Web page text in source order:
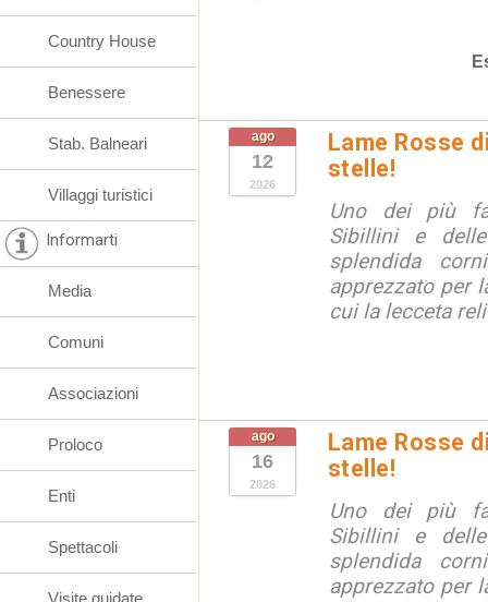
ago
12
2026
Lame Rosse
stelle!
Uno dei più
Sibillini e
splendida
apprezzato per
cui la lecceta
ago
16
2026
Lame Rosse
stelle!
Uno dei più
Sibillini e
splendida
apprezzato per
Country House
Benessere
Stab. Balneari
Villaggi turistici
Informarti
Media
Comuni
Associazioni
Proloco
Enti
Spettacoli
Visite guidate